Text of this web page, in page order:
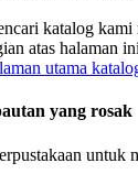
katalog kami
atas halaman
utama
yang rosak
untuk